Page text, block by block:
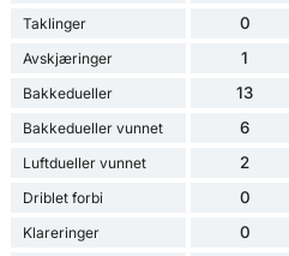
Taklinger 0
Avskjæringer 1
Bakkedueller 13
Bakkedueller vunnet 6
Luftdueller vunnet 2
Driblet forbi 0
Klareringer 0